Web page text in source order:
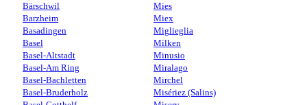
Bärschwil
Barzheim
Basadingen
Basel
Basel-Altstadt
Basel-Am Ring
Basel-Bachletten
Basel-Bruderholz
Mies
Miex
Miglieglia
Milken
Minusio
Miralago
Mirchel
Misériez (Salins)